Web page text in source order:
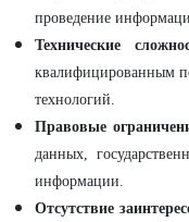
проведение
Технические
квалифицированным
технологий.
Правовые
данных,
информации.
Отсутствие